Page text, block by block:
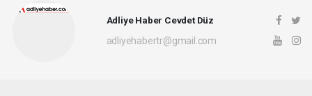
Adliye Haber Cevdet Düz
adliyehabertr@gmail.com